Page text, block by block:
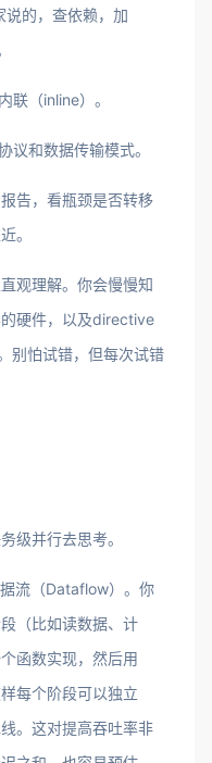
说的，查依赖，加
联（inline）。
议和数据传输模式。
告，看瓶颈是否转移
。
观理解。你会慢慢知
硬件，以及directive
别怕试错，但每次试错
级并行去思考。
流（Dataflow）。你
（比如读数据、计
函数实现，然后用
每个阶段可以独立
。这对提高吞吐率非